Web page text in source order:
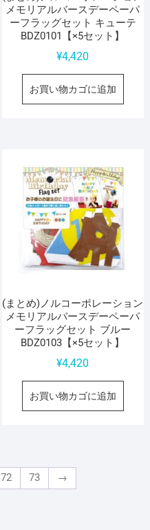
メモリアルバースデーペーパ
ーフラッグセット キューテ
BDZ0101【×5セット】
¥4,420
お買い物カゴに追加
(まとめ)ノルコーポレーション
メモリアルバースデーペーパ
ーフラッグセット ブルー
BDZ0103【×5セット】
¥4,420
お買い物カゴに追加
72 73 →